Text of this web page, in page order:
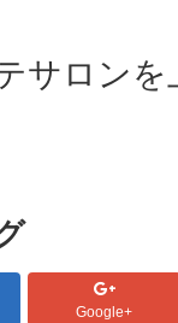
サロンを
Google+